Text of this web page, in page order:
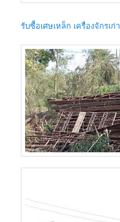
รับซื้อเศษเหล็ก เครื่องจักรเก่า